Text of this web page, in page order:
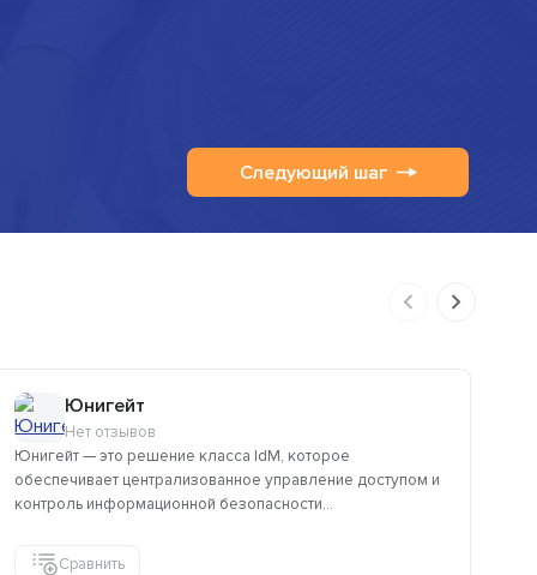
Следующий шаг
Юнигейт
Нет отзывов
Юнигейт — это решение класса IdM, которое
обеспечивает централизованное управление доступом и
контроль информационной безопасности...
Сравнить